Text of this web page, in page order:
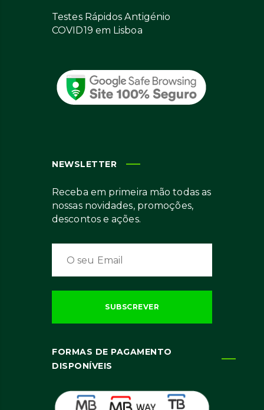
Testes Rápidos Antigénio
COVID19 em Lisboa
NEWSLETTER
Receba em primeira mão todas as
nossas novidades, promoções,
descontos e ações.
FORMAS DE PAGAMENTO
DISPONÍVEIS